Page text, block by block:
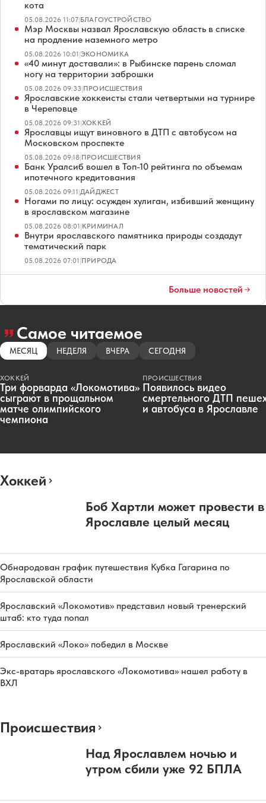
кота
05.08.2026 11:07|БЛАГОУСТРОЙСТВО
Мэр Москвы назвал Ярославскую область в списке
на продление наземного метро
05.08.2026 10:01|ЭКОНОМИКА
«40 минут доставали»: в Рыбинске парень сломал
ногу на территории заброшки
05.08.2026 09:33|ПРОИСШЕСТВИЯ
Ярославские хоккеисты стали четвертыми на турнире
в Череповце
05.08.2026 09:31|ХОККЕЙ
Ярославцы ищут виновного в ДТП с автобусом на
Московском проспекте
05.08.2026 09:18|ПРОИСШЕСТВИЯ
Банк Уралсиб вошел в Топ-10 рейтинга по объемам
ипотечного кредитования
05.08.2026 09:11|ДАЙДЖЕСТ
Ногами по лицу: осужден хулиган, избивший женщину
в ярославском магазине
05.08.2026 08:01|КРИМИНАЛ
Внутри ярославского памятника природы создадут
тематический парк
05.08.2026 07:01|ПРИРОДА
Больше новостей
Самое читаемое
МЕСЯЦ НЕДЕЛЯ ВЧЕРА СЕГОДНЯ
ХОККЕЙ
Три форварда «Локомотива»
сыграют в прощальном
матче олимпийского
чемпиона
ПРОИСШЕСТВИЯ
Появилось видео
смертельного ДТП
и автобуса в Ярославле
Хоккей
Боб Хартли может провести в
Ярославле целый месяц
Обнародован график путешествия Кубка Гагарина по
Ярославской области
Ярославский «Локомотив» представил новый тренерский
штаб: кто туда попал
Ярославский «Локо» победил в Москве
Экс-вратарь ярославского «Локомотива» нашел работу в
ВХЛ
Происшествия
Над Ярославлем ночью и
утром сбили уже 92 БПЛА